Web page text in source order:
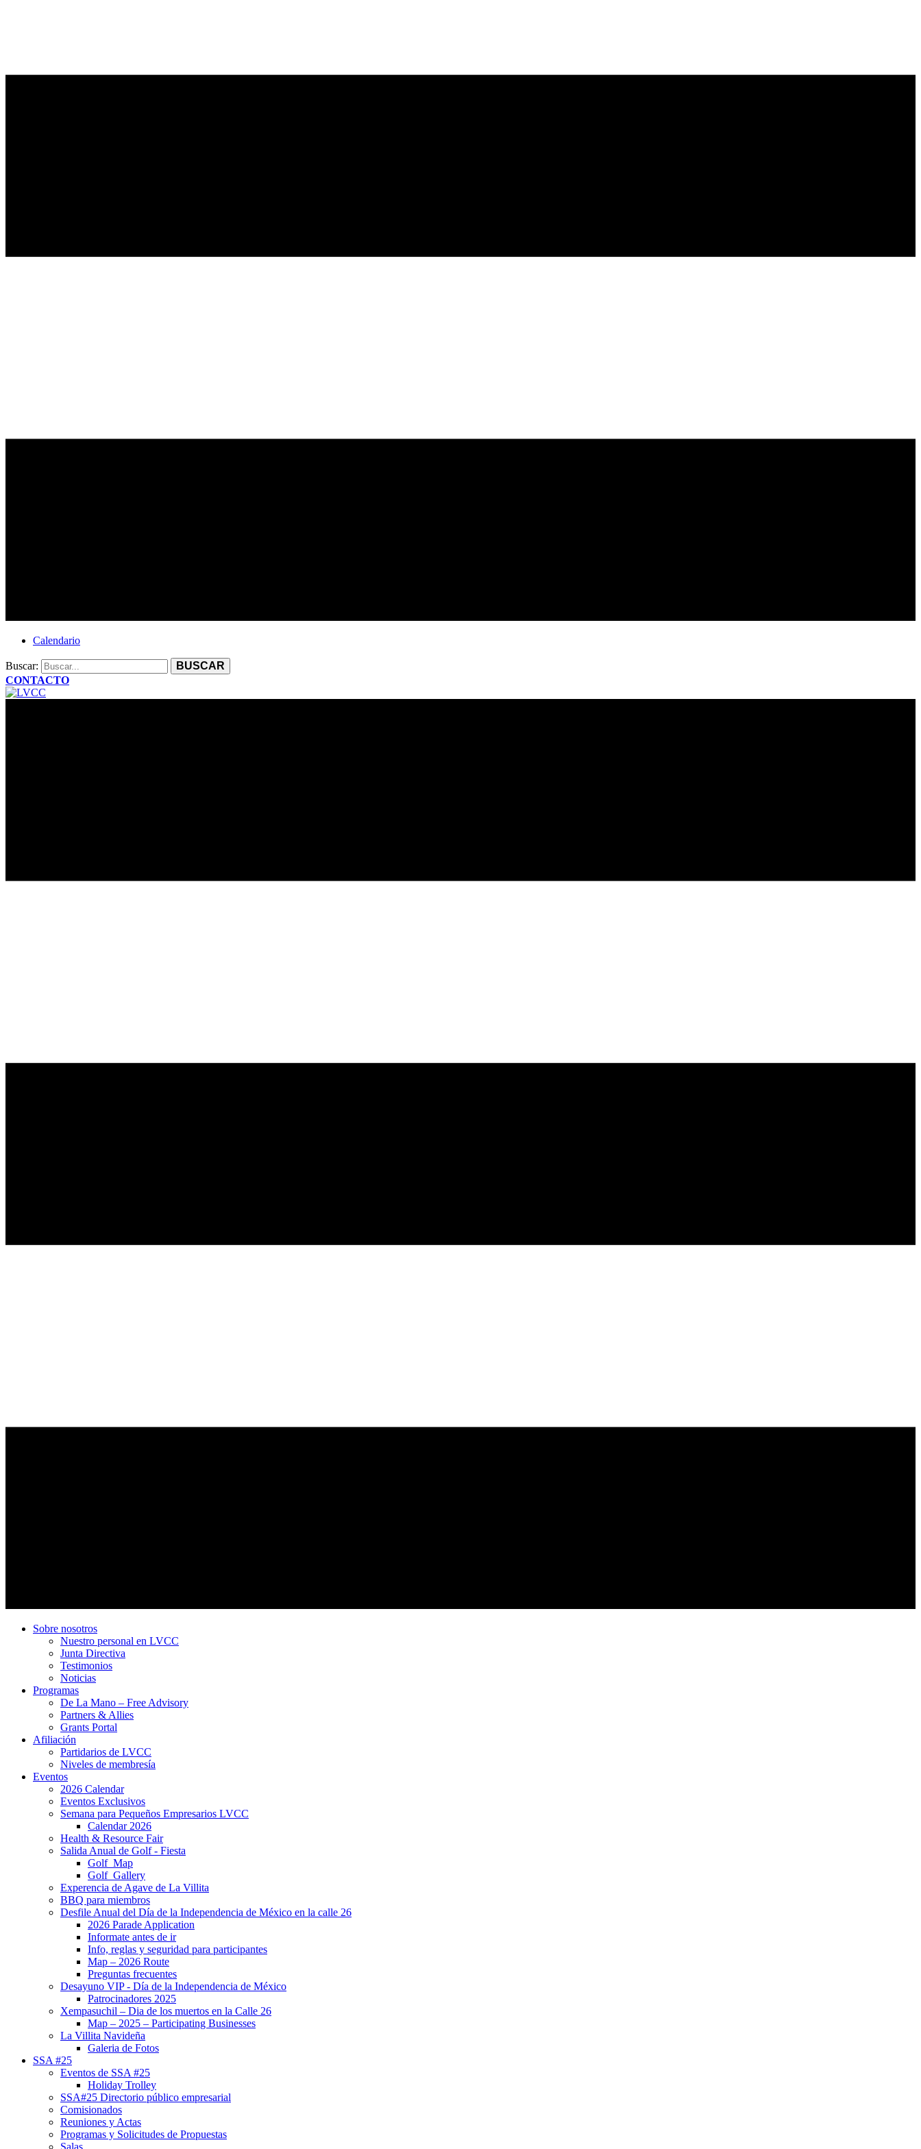
Calendario
Buscar:
CONTACTO
Sobre nosotros
Nuestro personal en LVCC
Junta Directiva
Testimonios
Noticias
Programas
De La Mano – Free Advisory
Partners & Allies
Grants Portal
Afiliación
Partidarios de LVCC
Niveles de membresía
Eventos
2026 Calendar
Eventos Exclusivos
Semana para Pequeños Empresarios LVCC
Calendar 2026
Health & Resource Fair
Salida Anual de Golf - Fiesta
Golf_Map
Golf_Gallery
Experencia de Agave de La Villita
BBQ para miembros
Desfile Anual del Día de la Independencia de México en la calle 26
2026 Parade Application
Informate antes de ir
Info, reglas y seguridad para participantes
Map – 2026 Route
Preguntas frecuentes
Desayuno VIP - Día de la Independencia de México
Patrocinadores 2025
Xempasuchil – Dia de los muertos en la Calle 26
Map – 2025 – Participating Businesses
La Villita Navideña
Galeria de Fotos
SSA #25
Eventos de SSA #25
Holiday Trolley
SSA#25 Directorio público empresarial
Comisionados
Reuniones y Actas
Programas y Solicitudes de Propuestas
Salas